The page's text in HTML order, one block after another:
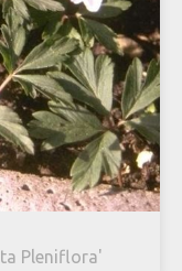
Pleniflora'